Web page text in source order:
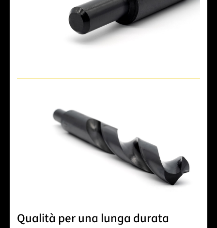
Qualità per una lunga durata